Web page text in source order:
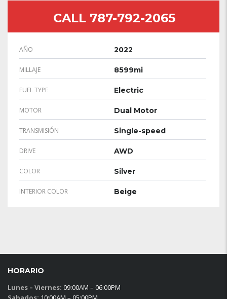
CALL 787-792-2065
AÑO 2022
MILLAJE 8599mi
FUEL TYPE Electric
MOTOR Dual Motor
TRANSMISIÓN Single-speed
DRIVE AWD
COLOR Silver
INTERIOR COLOR Beige
HORARIO
Lunes – Viernes: 09:00AM – 06:00PM